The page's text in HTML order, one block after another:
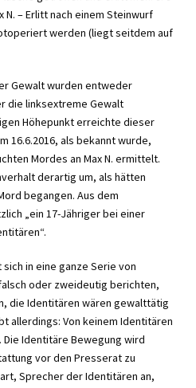
N. – Erlitt nach einem Steinwurf
werden (liegt seitdem auf
Gewalt wurden entweder
die linksextreme Gewalt
Höhepunkt erreichte dieser
16.6.2016, als bekannt wurde,
Mordes an Max N. ermittelt.
derartig um, als hätten
begangen. Aus dem
„ein 17-Jähriger bei einer
in eine ganze Serie von
oder zweideutig berichten,
die Identitären wären gewalttätig
allerdings: Von keinem Identitären
Die Identitäre Bewegung wird
vor den Presserat zu
Sprecher der Identitären an,